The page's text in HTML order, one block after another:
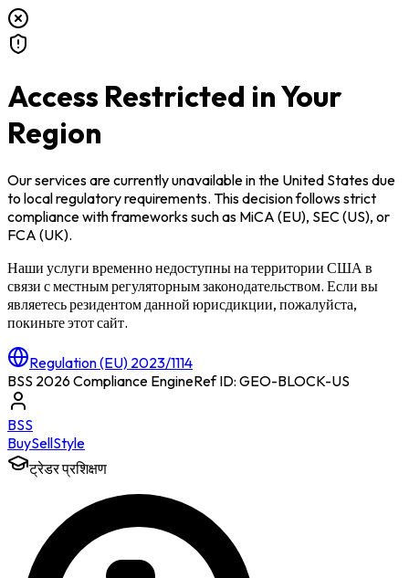
Access Restricted in Your
Region
Our services are currently unavailable inthe United Statesdue
to local regulatory requirements. This decision follows strict
compliance with frameworks such as MiCA (EU), SEC (US), or
FCA (UK).
Наши услуги временно недоступны на территории США в
связи с местным регуляторным законодательством. Если вы
являетесь резидентом данной юрисдикции, пожалуйста,
покиньте этот сайт.
Regulation (EU) 2023/1114
BSS 2026 Compliance EngineRef ID: GEO-BLOCK-US
BSS
BuySellStyle
ट्रेडर प्रशिक्षण